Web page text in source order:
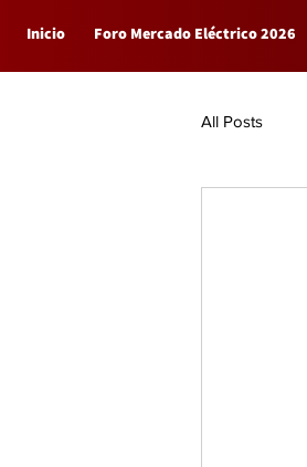
Inicio Foro Mercado Eléctrico 2026
All Posts